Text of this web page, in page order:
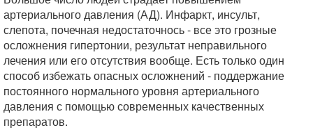
артериального давления (АД). Инфаркт, инсульт,
слепота, почечная недостаточнось - все это грозные
осложнения гипертонии, результат неправильного
лечения или его отсутствия вообще. Есть только один
способ избежать опасных осложнений - поддержание
постоянного нормального уровня артериального
давления с помощью современных качественных
препаратов.